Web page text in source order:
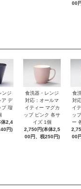
00
ンジ
ア デ
プ 瑠
体2,4
円)
食洗器・レンジ
対応：オールマ
イティー マグカ
ップ ピンク 各サ
イズ 1個
2,750円(本体2,5
00円、税250円)
食
対
イ
ッ
ー
00